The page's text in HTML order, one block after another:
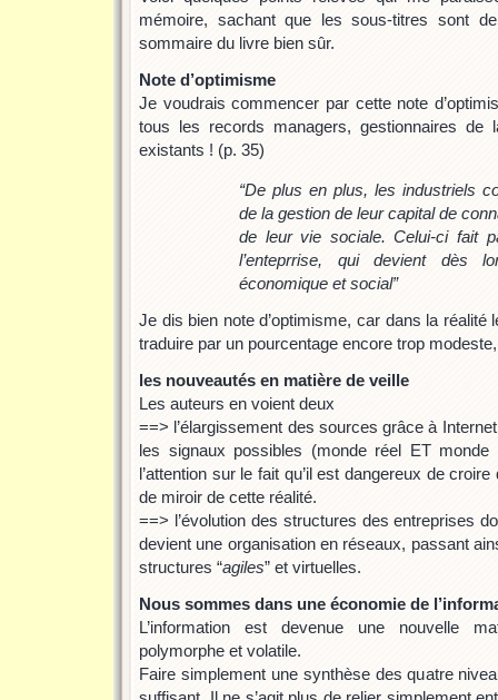
mémoire, sachant que les sous-titres sont
sommaire du livre bien sûr.
Note d’optimisme
Je voudrais commencer par cette note
tous les records managers, gestionnaires de
existants ! (p. 35)
“De plus en plus, les industriels
de la gestion de leur capital de
de leur vie sociale. Celui-ci fait
l’enteprrise, qui devient dès
économique et social”
Je dis bien note d’optimisme, car dans la réalité
traduire par un pourcentage encore trop
les nouveautés en matière de veille
Les auteurs en voient deux
==> l’élargissement des sources grâce à
les signaux possibles (monde réel ET monde
l’attention sur le fait qu’il est dangereux de croire
de miroir de cette réalité.
==> l’évolution des structures des entreprises
devient une organisation en réseaux, passant
structures “agiles” et virtuelles.
Nous sommes dans une économie de
L’information est devenue une nouvelle
polymorphe et volatile.
Faire simplement une synthèse des quatre